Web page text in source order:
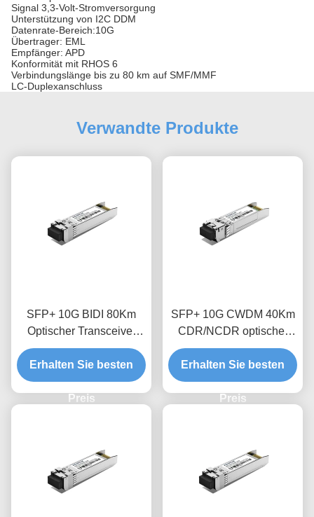
Signal 3,3-Volt-Stromversorgung
Unterstützung von I2C DDM
Datenrate-Bereich:10G
Übertrager: EML
Empfänger: APD
Konformität mit RHOS 6
Verbindungslänge bis zu 80 km auf SMF/MMF
LC-Duplexanschluss
Verwandte Produkte
SFP+ 10G BIDI 80Km
Optischer Transceiver
Modul
Erhalten Sie besten
Preis
SFP+ 10G CWDM 40Km
CDR/NCDR optischer
Transceivermodul
Erhalten Sie besten
Preis